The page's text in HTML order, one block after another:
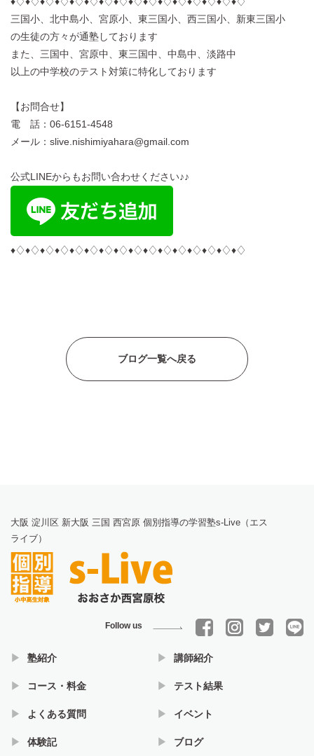
三国小、北中島小、宮原小、東三国小、西三国小、新東三国小
の生徒の方々が通塾しております
また、三国中、宮原中、東三国中、中島中、淡路中
以上の中学校のテスト対策に特化しております
【お問合せ】
電 話：06-6151-4548
メール：slive.nishimiyahara@gmail.com
公式LINEからもお問い合わせください♪♪
♦︎♢♦︎♢♦︎♢♦︎♢♦︎♢♦︎♢♦︎♢♦︎♢♦︎♢♦︎♢♦︎♢♦︎♢♦︎♢♦︎♢♦︎♢♦︎♢
ブログ一覧へ戻る
大阪 淀川区 新大阪 三国 西宮原 個別指導の学習塾s-Live（エス
ライブ）
Follow us
塾紹介 講師紹介
コース・料金 テスト結果
よくある質問 イベント
体験記 ブログ